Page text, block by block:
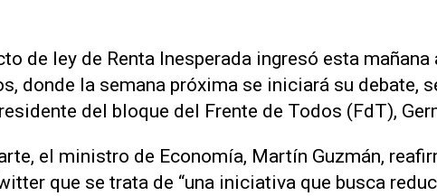
de ley de Renta Inesperada ingresó esta mañana
donde la semana próxima se iniciará su debate,
del bloque del Frente de Todos (FdT),
el ministro de Economía, Martín Guzmán,
que se trata de “una iniciativa que busca